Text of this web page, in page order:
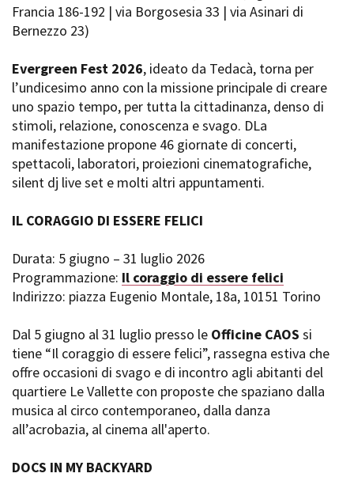
Francia 186-192 | via Borgosesia 33 | via Asinari di
Bernezzo 23)
Evergreen Fest 2026, ideato da Tedacà, torna per
l’undicesimo anno con la missione principale di creare
uno spazio tempo, per tutta la cittadinanza, denso di
stimoli, relazione, conoscenza e svago. DLa
manifestazione propone 46 giornate di concerti,
spettacoli, laboratori, proiezioni cinematografiche,
silent dj live set e molti altri appuntamenti.
IL CORAGGIO DI ESSERE FELICI
Durata: 5 giugno – 31 luglio 2026
Programmazione: Il coraggio di essere felici
Indirizzo: piazza Eugenio Montale, 18a, 10151 Torino
Dal 5 giugno al 31 luglio presso le Officine CAOS si
tiene “Il coraggio di essere felici”, rassegna estiva che
offre occasioni di svago e di incontro agli abitanti del
quartiere Le Vallette con proposte che spaziano dalla
musica al circo contemporaneo, dalla danza
all’acrobazia, al cinema all'aperto.
DOCS IN MY BACKYARD